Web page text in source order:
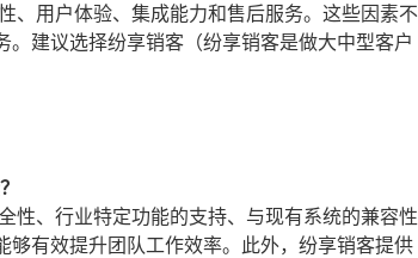
、用户体验、集成能力和售后服务。这些因素不
建议选择纷享销客（纷享销客是做大中型客户
性、行业特定功能的支持、与现有系统的兼容性
有效提升团队工作效率。此外，纷享销客提供